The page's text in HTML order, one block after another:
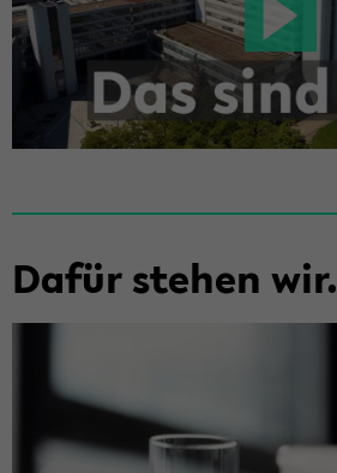
Dafür ste­hen wir.